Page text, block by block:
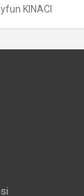
KINACI